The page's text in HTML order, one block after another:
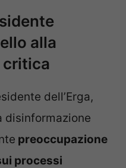
alla
critica
dell’Erga,
disinformazione
preoccupazione
processi